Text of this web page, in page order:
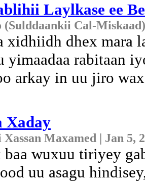
Laylkase ee
Cal-Miskaad)
xidhiidh dhex mara
yimaadaa rabitaan
arkay in uu jiro wax
Xaday
Maxamed | Jan 5,
wuxuu tiriyey
uu asagu